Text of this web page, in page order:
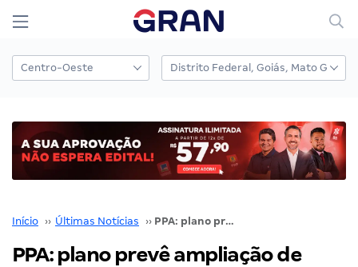
Início ›› Últimas Notícias ›› PPA: plano prevê ampliação de pessoal. Confira
PPA: plano prevê ampliação de